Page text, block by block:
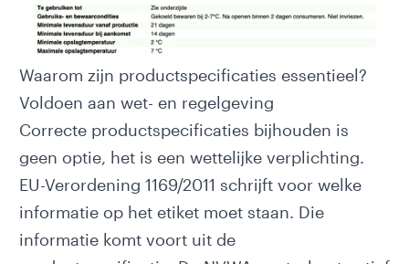
Waarom zijn productspecificaties essentieel?
Voldoen aan wet- en regelgeving
Correcte productspecificaties bijhouden is
geen optie, het is een wettelijke verplichting.
EU-Verordening 1169/2011 schrijft voor welke
informatie op het etiket moet staan. Die
informatie komt voort uit de